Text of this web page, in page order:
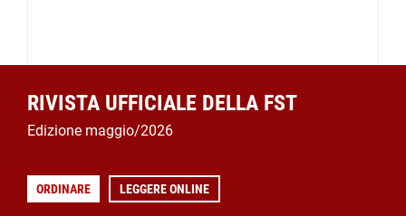
RIVISTA UFFICIALE DELLA FST
Edizione maggio/2026
ORDINARE LEGGERE ONLINE